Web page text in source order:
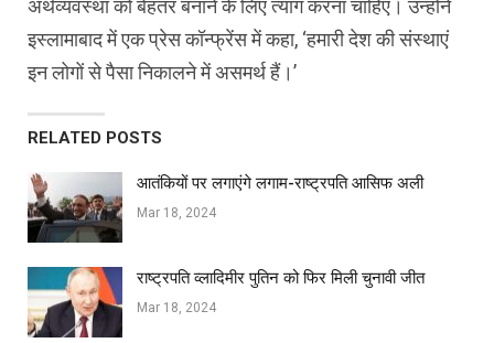
अर्थव्यवस्था को बेहतर बनाने के लिए त्याग करना चाहिए। उन्होंने
इस्लामाबाद में एक प्रेस कॉन्फ्रेंस में कहा, ‘हमारी देश की संस्थाएं
इन लोगों से पैसा निकालने में असमर्थ हैं।’
RELATED POSTS
आतंकियों पर लगाएंगे लगाम-राष्ट्रपति आसिफ अली
Mar 18, 2024
राष्ट्रपति व्लादिमीर पुतिन को फिर मिली चुनावी जीत
Mar 18, 2024